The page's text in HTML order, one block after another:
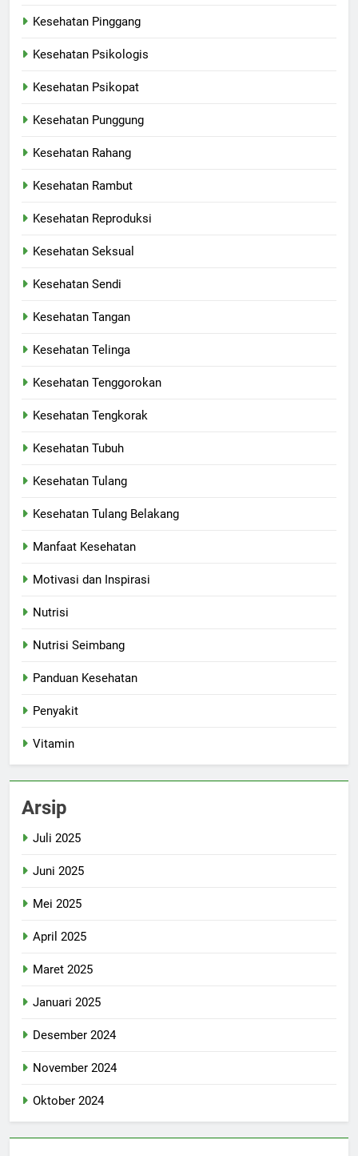
Kesehatan Pinggang
Kesehatan Psikologis
Kesehatan Psikopat
Kesehatan Punggung
Kesehatan Rahang
Kesehatan Rambut
Kesehatan Reproduksi
Kesehatan Seksual
Kesehatan Sendi
Kesehatan Tangan
Kesehatan Telinga
Kesehatan Tenggorokan
Kesehatan Tengkorak
Kesehatan Tubuh
Kesehatan Tulang
Kesehatan Tulang Belakang
Manfaat Kesehatan
Motivasi dan Inspirasi
Nutrisi
Nutrisi Seimbang
Panduan Kesehatan
Penyakit
Vitamin
Arsip
Juli 2025
Juni 2025
Mei 2025
April 2025
Maret 2025
Januari 2025
Desember 2024
November 2024
Oktober 2024